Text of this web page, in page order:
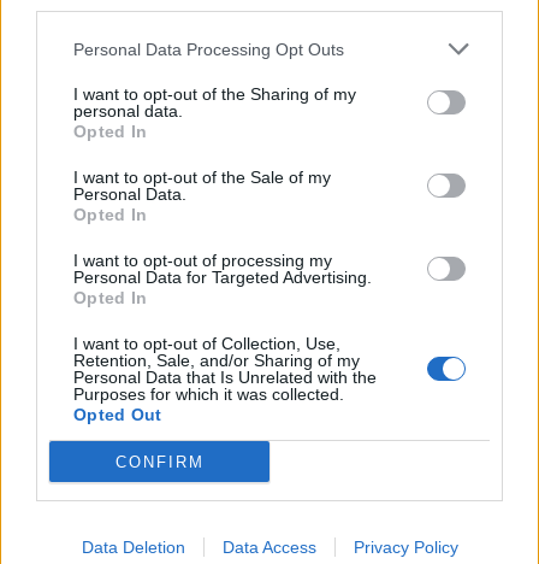
Personal Data Processing Opt Outs
I want to opt-out of the Sharing of my
personal data.
Opted In
I want to opt-out of the Sale of my
Personal Data.
Opted In
I want to opt-out of processing my
Personal Data for Targeted Advertising.
Opted In
I want to opt-out of Collection, Use,
Retention, Sale, and/or Sharing of my
Personal Data that Is Unrelated with the
Purposes for which it was collected.
Opted Out
CONFIRM
Data Deletion Data Access Privacy Policy